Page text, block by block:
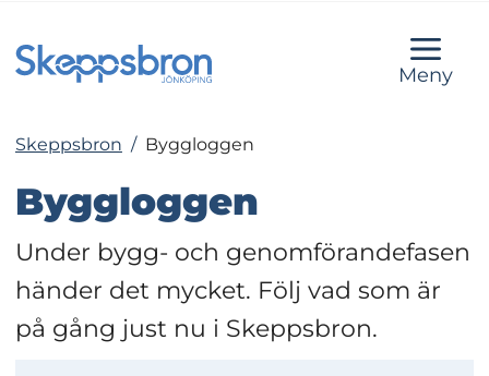
Meny
Skeppsbron / Byggloggen
Byggloggen
Under bygg- och genomförandefasen
händer det mycket. Följ vad som är
på gång just nu i Skeppsbron.